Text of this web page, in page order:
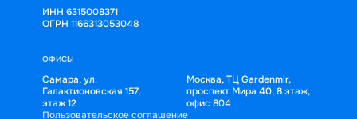
ИНН 6315008371
ОГРН 1166313053048
ОФИСЫ
Самара, ул.
Галактионовская 157,
этаж 12
Москва, ТЦ Gardenmir,
проспект Мира 40, 8 этаж,
офис 804
Пользовательское соглашение